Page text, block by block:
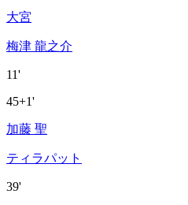
大宮
梅津 龍之介
11'
45+1'
加藤 聖
ティラパット
39'